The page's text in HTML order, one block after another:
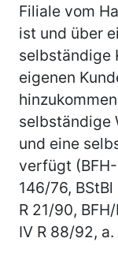
Filiale vom
ist und über
selbständige
eigenen
selbständige
und eine
verfügt
146/76, BStBl
R 21/90,
IV R 88/92, a.